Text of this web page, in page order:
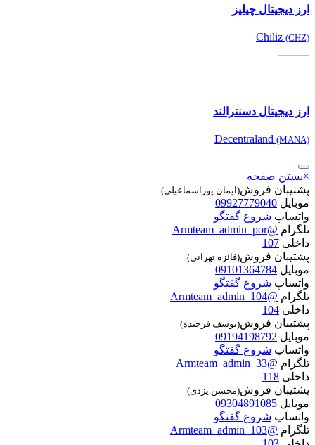
ارز دیجیتال چیلیز
Chiliz (CHZ)
ارز دیجیتال دسنترالند
Decentraland (MANA)
×بستن صفحه
پشتیبان فروش(ایمان پوراسماعیلی)
موبایل 09927779040
واتساپ شروع گفتگو
تلگرام @Armteam_admin_por
داخلی 107
پشتیبان فروش(فائزه تهرانی)
موبایل 09101364784
واتساپ شروع گفتگو
تلگرام @Armteam_admin_104
داخلی 104
پشتیبان فروش(یوسف فرخنده)
موبایل 09194198792
واتساپ شروع گفتگو
تلگرام @Armteam_admin_33
داخلی 118
پشتیبان فروش(محسن یزدی)
موبایل 09304891085
واتساپ شروع گفتگو
تلگرام @Armteam_admin_103